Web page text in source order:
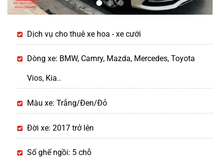
Dịch vụ cho thuê xe hoa - xe cưới
Dòng xe: BMW, Camry, Mazda, Mercedes, Toyota
Vios, Kia..
Màu xe: Trắng/Đen/Đỏ
Đời xe: 2017 trở lên
Số ghế ngồi: 5 chỗ